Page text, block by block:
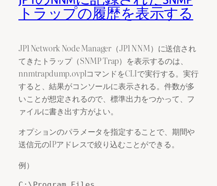
トラップの履歴を表示する
JP1 Network Node Manager（JP1 NNM）に送信され
てきたトラップ（SNMP Trap）を表示するのは、
nnmtrapdump.ovplコマンドをCLIで実行する。実行
すると、結果がコンソールに表示される。件数が多
いことが想定されるので、標準出力をつかって、フ
ァイルに書き出す方がよい。
オプションのパラメータを指定することで、期間や
送信元のIPアドレスで絞り込むことができる。
例）